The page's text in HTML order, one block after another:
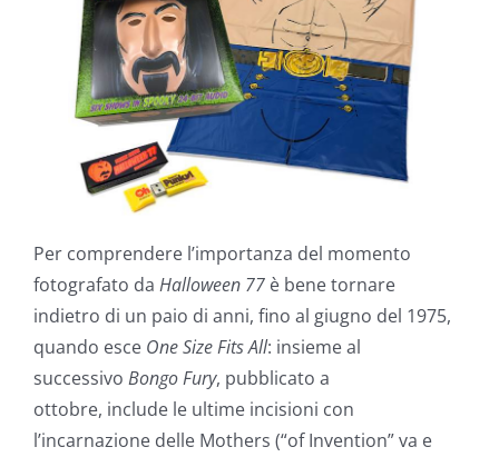
Per comprendere l’importanza del momento
fotografato da Halloween 77 è bene tornare
indietro di un paio di anni, fino al giugno del 1975,
quando esce One Size Fits All: insieme al
successivo BongoFury, pubblicato a
ottobre, include le ultime incisioni con
l’incarnazione delle Mothers (“of Invention” va e